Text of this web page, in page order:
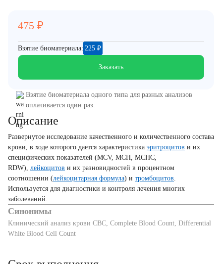
Описание
Развернутое исследование качественного и количественного состава
крови, в ходе которого дается характеристика эритроцитов и их
специфических показателей (MCV, MCH, MCHC,
RDW), лейкоцитов и их разновидностей в процентном
соотношении (лейкоцитарная формула) и тромбоцитов.
Используется для диагностики и контроля лечения многих
заболеваний.
Синонимы
Клинический анализ крови CBC, Complete Blood Count, Differential
White Blood Cell Count
475 ₽
Взятие биоматериала: 225 ₽
Заказать
Взятие биоматериала одного типа для разных анализов
оплачивается один раз.